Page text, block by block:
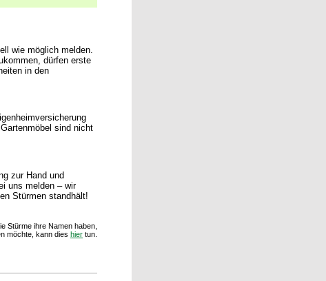
wie möglich melden.
dürfen erste
in den
sind nicht
zur Hand und
uns melden – wir
Stürmen standhält!
Stürme ihre Namen haben,
möchte, kann dies hier tun.